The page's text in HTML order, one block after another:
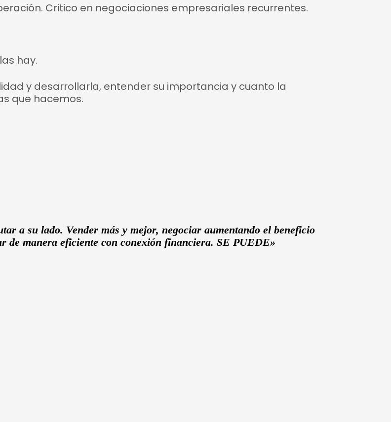
Critico en negociaciones empresariales recurrentes.
hay.
y desarrollarla, entender su importancia y cuanto la
que hacemos.
a su lado. Vender más y mejor, negociar aumentando el beneficio
de manera eficiente con conexión financiera. SE PUEDE»